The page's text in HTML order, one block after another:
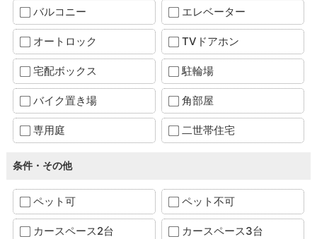
バルコニー エレベーター
オートロック TVドアホン
宅配ボックス 駐輪場
バイク置き場 角部屋
専用庭 二世帯住宅
条件・その他
ペット可 ペット不可
カースペース2台 カースペース3台